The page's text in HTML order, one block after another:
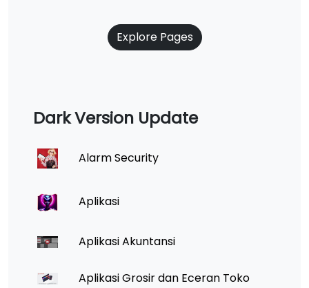
Explore Pages
Dark Version Update
Alarm Security
Aplikasi
Aplikasi Akuntansi
Aplikasi Grosir dan Eceran Toko